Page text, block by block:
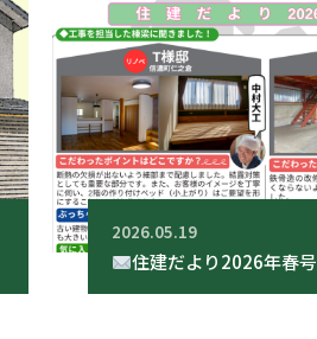
2026.05.19
住建だより2026年春号